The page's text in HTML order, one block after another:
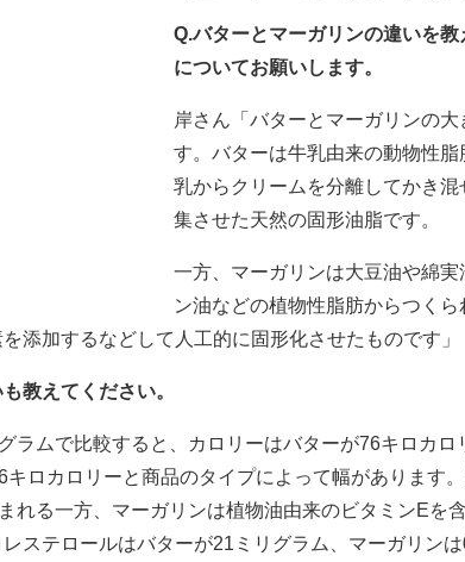
Q.バターとマーガリンの違いを
についてお願いします。
岸さん「バターとマーガリンの
す。バターは牛乳由来の動物性
乳からクリームを分離してかき
集させた天然の固形油脂です。
一方、マーガリンは大豆油や綿
ン油などの植物性脂肪からつく
添加するなどして人工的に固形化させたものです」
教えてください。
ラムで比較すると、カロリーはバターが76キロカ
ロカロリーと商品のタイプによって幅があります
れる一方、マーガリンは植物油由来のビタミンEを
ステロールはバターが21ミリグラム、マーガリン